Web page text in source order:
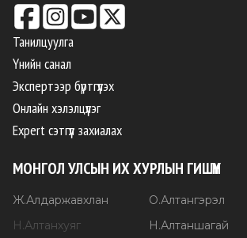
Танилцуулга
Үнийн санал
Экспертээр бүртгүүлэх
Онлайн хэлэлцүүлэг
Expert сэтгүүл захиалах
МОНГОЛ УЛСЫН ИХ ХУРЛЫН ГИШҮҮН
Ж.Алдаржавхлан О.Алтангэрэл
Н.Алтанхуяг Н.Алтаншагай